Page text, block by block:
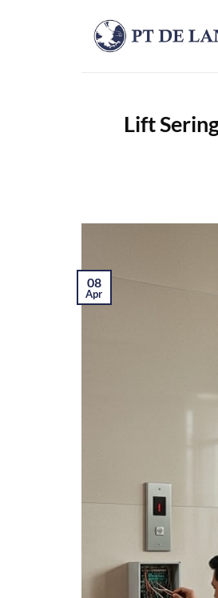
Lift
08
Apr